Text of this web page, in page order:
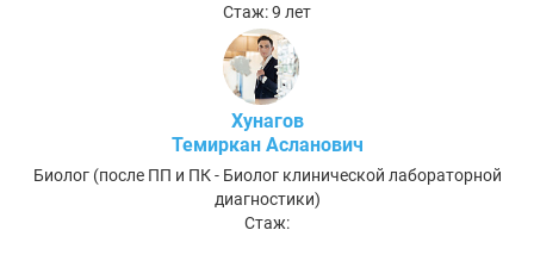
Стаж: 9 лет
Хунагов
Темиркан Асланович
Биолог (после ПП и ПК - Биолог клинической лабораторной
диагностики)
Стаж: